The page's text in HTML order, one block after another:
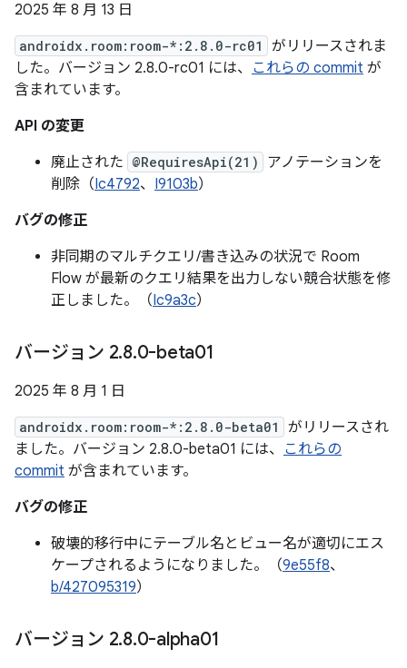
2025 年 8 月 13 日
androidx.room:room-*:2.8.0-rc01
がリリースされま
した。バージョン 2.8.0-rc01 には、 これらの commit が
含まれています。
API の変更
廃止された @RequiresApi(21)
アノテーションを
削除（Ic4792、 I9103b）
バグの修正
非同期のマルチクエリ/書き込みの状況で Room
Flow が最新のクエリ結果を出力しない競合状態を修
正しました。（Ic9a3c）
バージョン 2.8.0-beta01
2025 年 8 月 1 日
androidx.room:room-*:2.8.0-beta01
がリリースされ
ました。バージョン 2.8.0-beta01 には、 これらの
commit が含まれています。
バグの修正
破壊的移行中にテーブル名とビュー名が適切にエス
ケープされるようになりました。（9e55f8、
b/427095319）
バージョン 2.8.0-alpha01